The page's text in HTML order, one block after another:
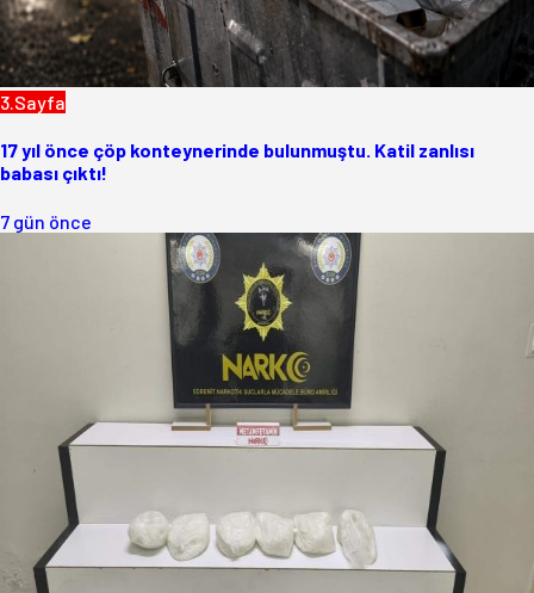
3.Sayfa
17 yıl önce çöp konteynerinde bulunmuştu. Katil zanlısı
babası çıktı!
7 gün önce